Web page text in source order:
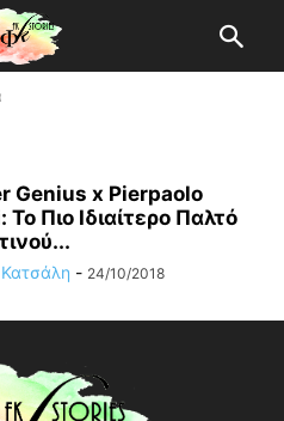
Genius x Pierpaolo
Πιο Ιδιαίτερο Παλτό
- 24/10/2018